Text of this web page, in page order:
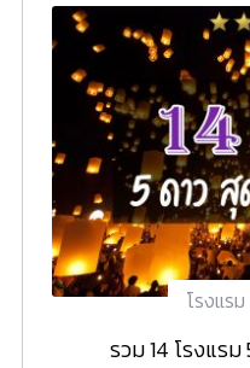
โรงแร
รวม 14 โรงแร